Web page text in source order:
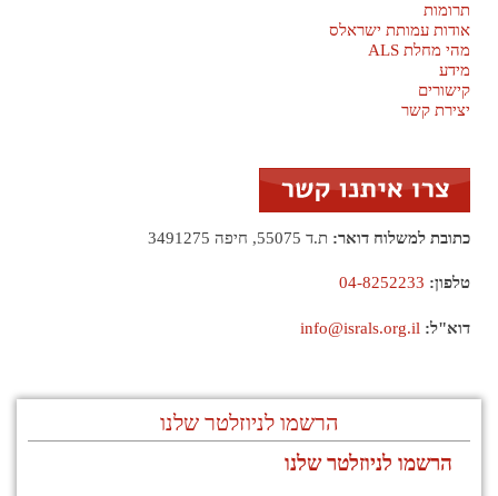
תרומות
אודות עמותת ישראלס
מהי מחלת ALS
מידע
קישורים
יצירת קשר
כתובת למשלוח דואר: ת.ד 55075, חיפה 3491275
טלפון: 04-8252233
דוא"ל: info@israls.org.il
הרשמו לניוזלטר שלנו
הרשמו לניוזלטר שלנו